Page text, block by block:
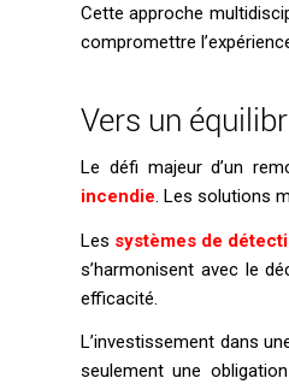
Cette approche
compromettre
Vers un
Le défi majeur d’un
incendie. Les solutions
Les systèmes de
s’harmonisent avec le
efficacité.
L’investissement dans
seulement une